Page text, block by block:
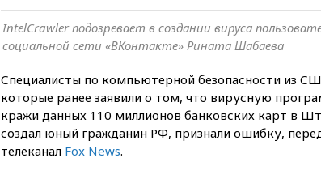
IntelCrawler подозревает в создании вируса
социальной сети «ВКонтакте» Рината Шабаева
Специалисты по компьютерной безопасности из
которые ранее заявили о том, что вирусную
кражи данных 110 миллионов банковских карт в
создал юный гражданин РФ, признали ошибку,
телеканал Fox News.